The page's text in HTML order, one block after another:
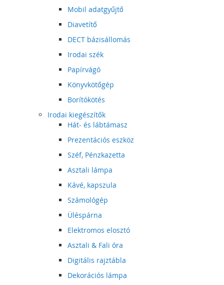
Mobil adatgyűjtő
Diavetítő
DECT bázisállomás
Irodai szék
Papírvágó
Könyvkötőgép
Borítókötés
Irodai kiegészítők
Hát- és lábtámasz
Prezentációs eszköz
Széf, Pénzkazetta
Asztali lámpa
Kávé, kapszula
Számológép
Üléspárna
Elektromos elosztó
Asztali & Fali óra
Digitális rajztábla
Dekorációs lámpa